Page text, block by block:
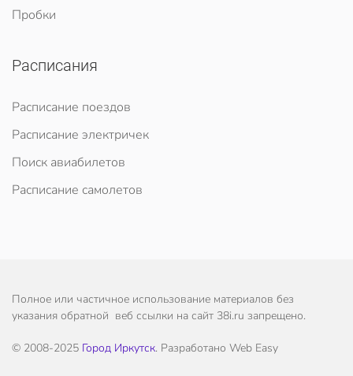
Пробки
Расписания
Расписание поездов
Расписание электричек
Поиск авиабилетов
Расписание самолетов
Полное или частичное использование материалов без
указания обратной веб ссылки на сайт 38i.ru запрещено.
© 2008-2025 Город Иркутск. Разработано Web Easy